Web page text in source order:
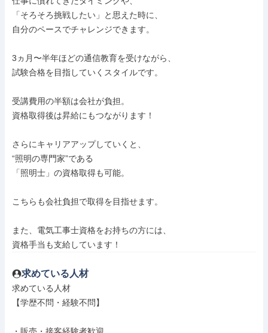
「そろそろ挑戦したい」と思えた時に、
自分のペースでチャレンジできます。
3ヵ月〜半年ほどの通信教育を受けながら、
試験合格を目指していくスタイルです。
受講費用の半額は会社が負担。
資格取得後は昇給にもつながります！
さらにキャリアアップしていくと、
“照明の専門家”である
「照明士」の資格取得も可能。
こちらも会社負担で取得を目指せます。
また、電気工事士資格をお持ちの方には、
資格手当も支給しています！
求めている人材
求めている人材
【学歴不問・経験不問】